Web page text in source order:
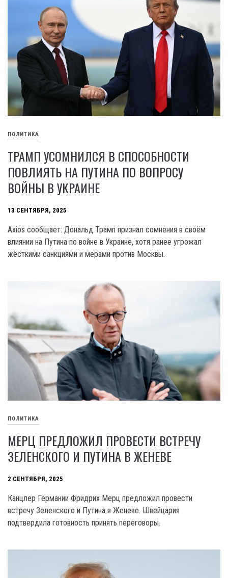
ПОЛИТИКА
ТРАМП УСОМНИЛСЯ В СПОСОБНОСТИ
ПОВЛИЯТЬ НА ПУТИНА ПО ВОПРОСУ
ВОЙНЫ В УКРАИНЕ
13 СЕНТЯБРЯ, 2025
Axios сообщает: Дональд Трамп признал сомнения в своём
влиянии на Путина по войне в Украине, хотя ранее угрожал
жёсткими санкциями и мерами против Москвы.
ПОЛИТИКА
МЕРЦ ПРЕДЛОЖИЛ ПРОВЕСТИ ВСТРЕЧУ
ЗЕЛЕНСКОГО И ПУТИНА В ЖЕНЕВЕ
2 СЕНТЯБРЯ, 2025
Канцлер Германии Фридрих Мерц предложил провести
встречу Зеленского и Путина в Женеве. Швейцария
подтвердила готовность принять переговоры.